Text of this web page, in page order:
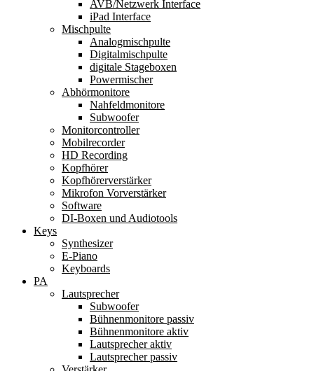
AVB/Netzwerk Interface
iPad Interface
Mischpulte
Analogmischpulte
Digitalmischpulte
digitale Stageboxen
Powermischer
Abhörmonitore
Nahfeldmonitore
Subwoofer
Monitorcontroller
Mobilrecorder
HD Recording
Kopfhörer
Kopfhörerverstärker
Mikrofon Vorverstärker
Software
DI-Boxen und Audiotools
Keys
Synthesizer
E-Piano
Keyboards
PA
Lautsprecher
Subwoofer
Bühnenmonitore passiv
Bühnenmonitore aktiv
Lautsprecher aktiv
Lautsprecher passiv